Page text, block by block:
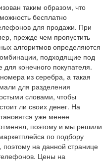
таким образом, что
бесплатно
для продажи. При
прежде чем пропустить
алгоритмов определяются
подходящие под
конечного покупателя.
из серебра, а такая
для разделения
словами, чтобы
ли своих денег. На
уже менее
поэтому и мы решили
по подбору
поэтому на данной странице
Цены на